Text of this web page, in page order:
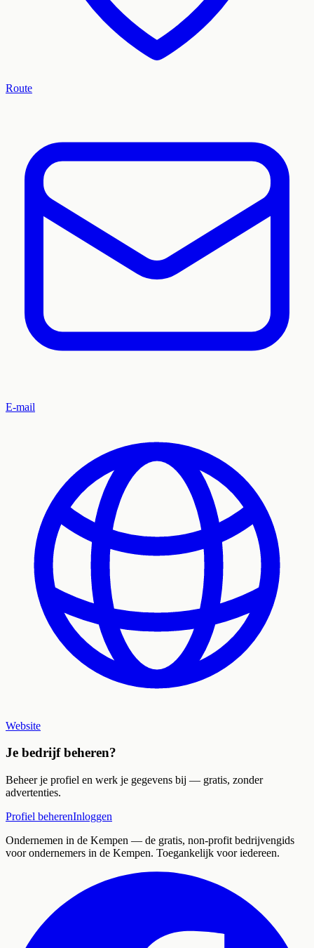
Route
E-mail
Website
Je bedrijf beheren?
Beheer je profiel en werk je gegevens bij — gratis, zonder
advertenties.
Profiel beherenInloggen
Ondernemen in de Kempen — de gratis, non-profit bedrijvengids
voor ondernemers in de Kempen. Toegankelijk voor iedereen.